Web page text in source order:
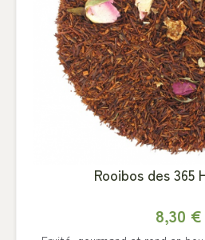
Rooibos des 365
8,30 €